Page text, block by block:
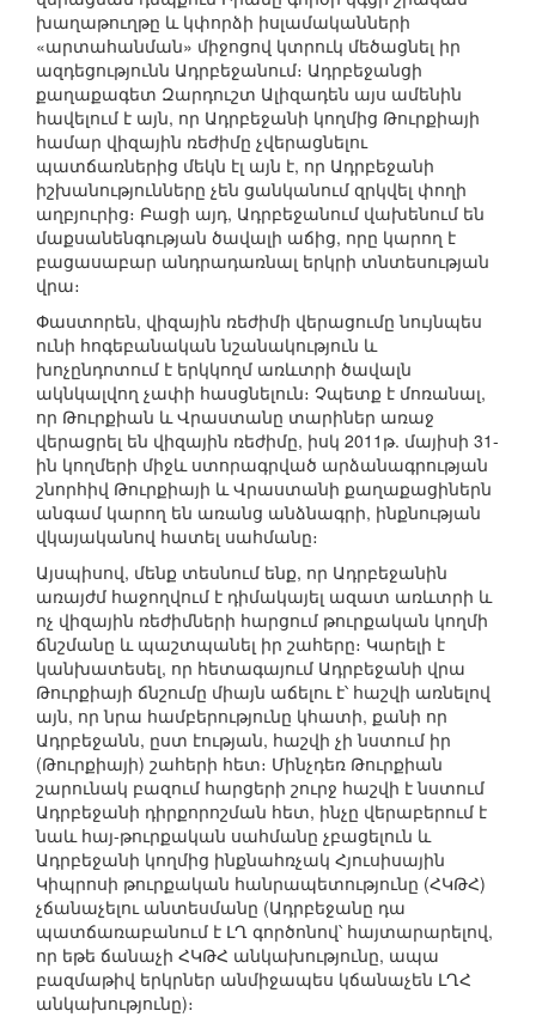
խաղաթուղթը և կփորձի իսլամականների
«արտահանման» միջոցով կտրուկ մեծացնել իր
ազդեցությունն Ադրբեջանում։ Ադրբեջանցի
քաղաքագետ Զարդուշտ Ալիզադեն այս ամենին
հավելում է այն, որ Ադրբեջանի կողմից Թուրքիայի
համար վիզային ռեժիմը չվերացնելու
պատճառներից մեկն էլ այն է, որ Ադրբեջանի
իշխանությունները չեն ցանկանում զրկվել փողի
աղբյուրից։ Բացի այդ, Ադրբեջանում վախենում են
մաքսանենգության ծավալի աճից, որը կարող է
բացասաբար անդրադառնալ երկրի տնտեսության
վրա։
Փաստորեն, վիզային ռեժիմի վերացումը նույնպես
ունի հոգեբանական նշանակություն և
խոչընդոտում է երկկողմ առևտրի ծավալն
ակնկալվող չափի հասցնելուն։ Չպետք է մոռանալ,
որ Թուրքիան և Վրաստանը տարիներ առաջ
վերացրել են վիզային ռեժիմը, իսկ 2011թ. մայիսի 31-
ին կողմերի միջև ստորագրված արձանագրության
շնորհիվ Թուրքիայի և Վրաստանի քաղաքացիներն
անգամ կարող են առանց անձնագրի, ինքնության
վկայականով հատել սահմանը։
Այսպիսով, մենք տեսնում ենք, որ Ադրբեջանին
առայժմ հաջողվում է դիմակայել ազատ առևտրի և
ոչ վիզային ռեժիմների հարցում թուրքական կողմի
ճնշմանը և պաշտպանել իր շահերը։ Կարելի է
կանխատեսել, որ հետագայում Ադրբեջանի վրա
Թուրքիայի ճնշումը միայն աճելու է՝ հաշվի առնելով
այն, որ նրա համբերությունը կհատի, քանի որ
Ադրբեջանն, ըստ էության, հաշվի չի նստում իր
(Թուրքիայի) շահերի հետ։ Մինչդեռ Թուրքիան
շարունակ բազում հարցերի շուրջ հաշվի է նստում
Ադրբեջանի դիրքորոշման հետ, ինչը վերաբերում է
նաև հայ-թուրքական սահմանը չբացելուն և
Ադրբեջանի կողմից ինքնահռչակ Հյուսիսային
Կիպրոսի թուրքական հանրապետությունը (ՀԿԹՀ)
չճանաչելու անտեսմանը (Ադրբեջանը դա
պատճառաբանում է ԼՂ գործոնով՝ հայտարարելով,
որ եթե ճանաչի ՀԿԹՀ անկախությունը, ապա
բազմաթիվ երկրներ անմիջապես կճանաչեն ԼՂՀ
անկախությունը)։